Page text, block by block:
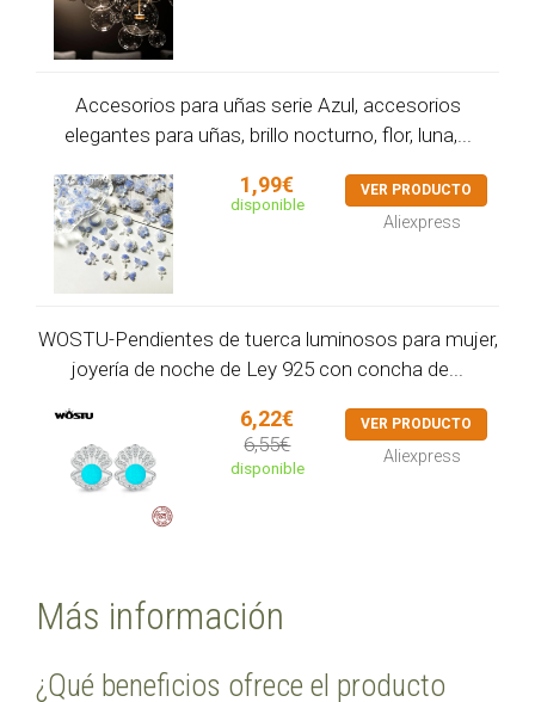
Accesorios para uñas serie Azul, accesorios
elegantes para uñas, brillo nocturno, flor, luna,...
1,99€
disponible
VER PRODUCTO
Aliexpress
WOSTU-Pendientes de tuerca luminosos para mujer,
joyería de noche de Ley 925 con concha de...
6,22€
6,55€
disponible
VER PRODUCTO
Aliexpress
Más información
¿Qué beneficios ofrece el producto